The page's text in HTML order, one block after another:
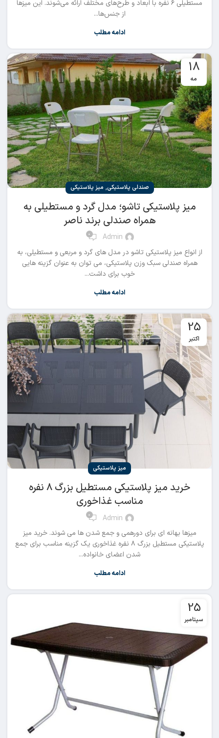
مستطیلی ۶ نفره با ابعاد و طرح‌های مختلف ارائه می‌شوند. این میزها
از جنس‌ها...
ادامه مطلب
18
مه
صندلی پلاستیکی, میز پلاستیکی
میز پلاستیکی تاشو؛ مدل گرد و مستطیلی به
همراه صندلی برند ناصر
Admin
0
از انواع میز پلاستیکی تاشو در مدل های گرد و مربعی و مستطیلی، به
همراه صندلی سبک وزن پلاستیکی، می توان به عنوان گزینه هایی
خوب برای داشت...
ادامه مطلب
25
اکتبر
میز پلاستیکی
خرید میز پلاستیکی مستطیل بزرگ ۸ نفره
مناسب غذاخوری
Admin
0
میزها بهانه ای برای دورهمی و جمع شدن ها می شوند. خرید میز
پلاستیکی مستطیل بزرگ ۸ نفره غذاخوری یک گزینه مناسب برای جمع
شدن اعضای خانواده...
ادامه مطلب
25
سپتامبر